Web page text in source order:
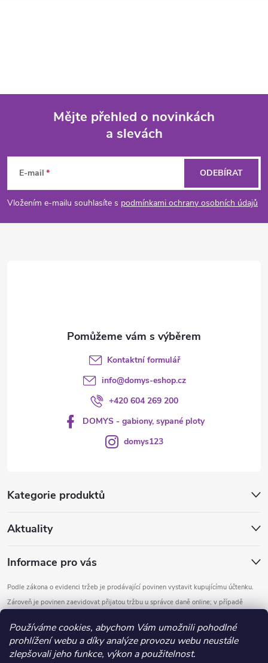
Používáme cookies, abychom Vám umožnili pohodlné
prohlížení webu a díky analýze provozu webu neustále
zlepšovali jeho funkce, výkon a použitelnost.
p
Mějte přehled o novinkách
a slevách
E-mail
Vložením e-mailu souhlasíte s podmínkami ochrany osobních údajů
ODEBÍRAT
Kategorie produktů
Aktuality
Informace pro vás
Podle zákona o evidenci tržeb je prodávající povinen vystavit kupujícímu účtenku.
Zároveň je povinen zaevidovat přijatou tržbu u správce daně online; v případě
Kontaktní formulář
info@domys-eshop.cz
+420 604 269 200
DOMYS - gabiony, sypané ploty
domys123
Copyright 2026DOMYS. Všechna práva vyhrazena.